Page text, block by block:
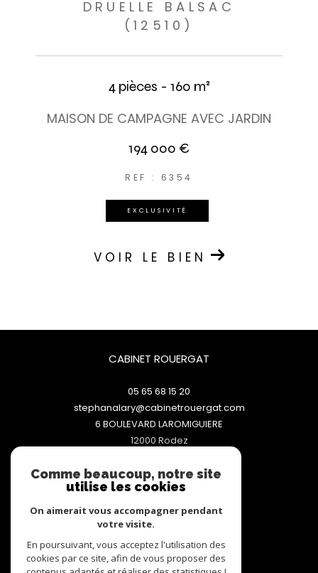
DRUELLE BALSAC
(12510)
4 pièces - 160 m²
MAISON DE CAMPAGNE AVEC JARDIN
194 000 €
REF : 6354
EXCLUSIVITÉ
VOIR LE BIEN
CABINET ROUERGAT
05 65 68 15 20
stephanalary@cabinetrouergat.com
6 BOULEVARD LAROMIGUIERE
12000
rodez
NOUS SUIVRE SUR
ADHÉRENTS
Comme beaucoup, notre site
utilise les cookies
On aimerait vous accompagner pendant
votre visite.
En poursuivant, vous acceptez l'utilisation des
cookies par ce site, afin de vous proposer des